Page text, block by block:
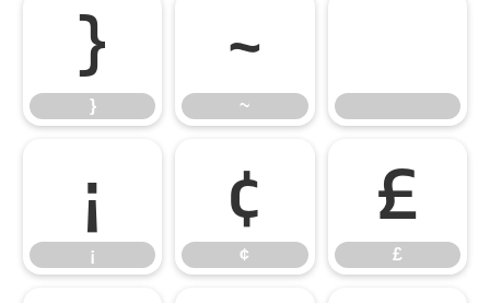
}
}
~
~
¡
¡
¢
¢
£
£